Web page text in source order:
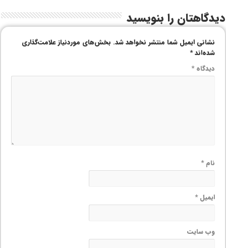
دیدگاهتان را بنویسید
نشانی ایمیل شما منتشر نخواهد شد. بخش‌های موردنیاز علامت‌گذاری
شده‌اند*
دیدگاه*
نام*
ایمیل*
وب‌ سایت